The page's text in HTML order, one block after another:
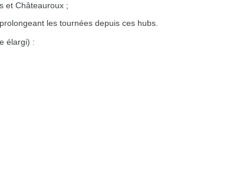
et Châteauroux ;
les tournées depuis ces hubs.
élargi) :